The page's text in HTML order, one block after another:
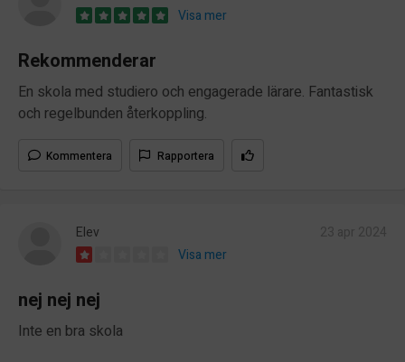
Visa mer
Rekommenderar
En skola med studiero och engagerade lärare. Fantastisk
och regelbunden återkoppling.
Kommentera Rapportera
Elev
Visa mer
nej nej nej
Inte en bra skola